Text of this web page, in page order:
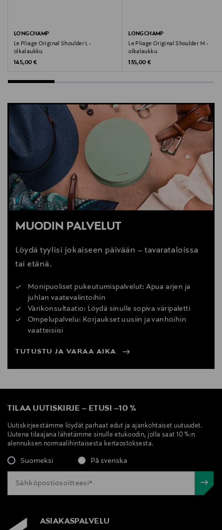
Avainsanat
Longchamp, kosmetiikkalaukku, meikkilaukku,
meikkipussi, pikku laukku, käsilaukku
LONGCHAMP
Le Pliage Original Shoulder L -
olkalaukku
Original Price
145,00 €
LONGCHAMP
Le Pliage Original Shoulder M -
olkalaukku
Original Price
135,00 €
MUODIN PALVELUT
Löydä tyylisi jokaiseen päivään – tavarataloissa
tai etänä.
Monipuoliset pukeutumispalvelut: Apua arjen ja
juhlan vaatevalintoihin
Värikonsultaatio: Löydä sinulle sopiva väripaletti
Ompelupalvelu: Korjaukset uusiin ja vanhoihin
vaatteisiisi
TUTUSTU JA VARAA AIKA
TILAA UUTISKIRJE – ETUSI –10 %
Uutiskirjeestämme löydät parhaat edut ja ajankohtaiset uutuudet.
Uutena tilaajana lähetämme sinulle etukoodin, jolla saat 10 %:n
alennuksen normaalihintaisesta kertaostoksesta.
Suomeksi På svenska
ASIAKASPALVELU